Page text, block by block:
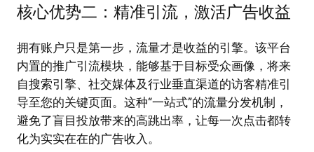
核心优势二：精准引流，激活广告收益
拥有账户只是第一步，流量才是收益的引擎。该平台
内置的推广引流模块，能够基于目标受众画像，将来
自搜索引擎、社交媒体及行业垂直渠道的访客精准引
导至您的关键页面。这种“一站式”的流量分发机制，
避免了盲目投放带来的高跳出率，让每一次点击都转
化为实实在在的广告收入。